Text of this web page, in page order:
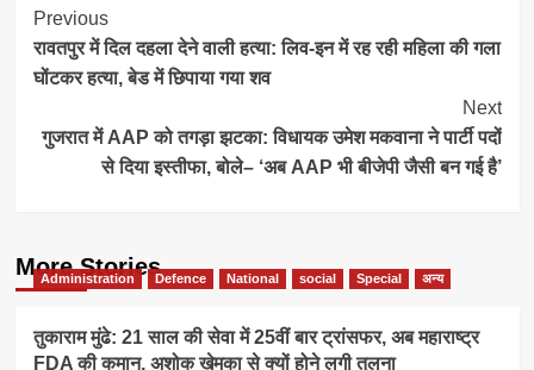
Post
Navigation
Previous
रावतपुर में दिल दहला देने वाली हत्या: लिव-इन में रह रही महिला की गला
घोंटकर हत्या, बेड में छिपाया गया शव
Next
गुजरात में AAP को तगड़ा झटका: विधायक उमेश मकवाना ने पार्टी पदों
से दिया इस्तीफा, बोले– ‘अब AAP भी बीजेपी जैसी बन गई है’
More Stories
Administration Defence National social Special अन्य
तुकाराम मुंढे: 21 साल की सेवा में 25वीं बार ट्रांसफर, अब महाराष्ट्र
FDA की कमान, अशोक खेमका से क्यों होने लगी तुलना